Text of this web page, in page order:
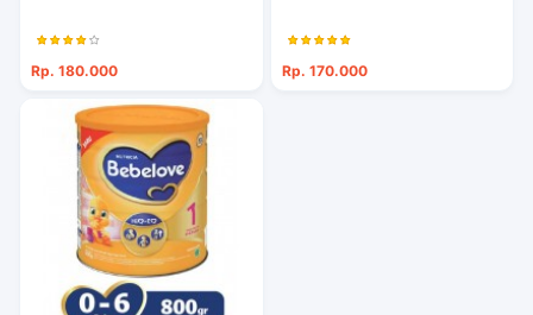
Rp. 180.000 Rp. 170.000